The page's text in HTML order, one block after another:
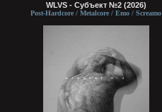
WLVS - Субъект №2 (2026)
Post-Hardcore / Metalcore / Emo / Screamo